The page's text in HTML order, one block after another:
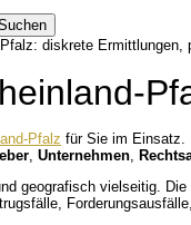
Pfalz für Sie im Einsatz.
, Unternehmen,
geografisch vielseitig.